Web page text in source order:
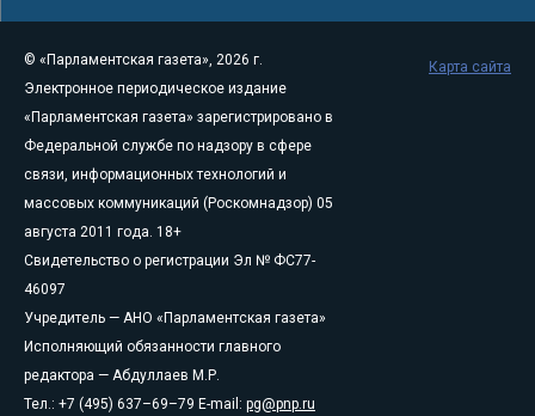
© «Парламентская газета», 2026 г.
Электронное периодическое издание
«Парламентская газета» зарегистрировано в
Федеральной службе по надзору в сфере
связи, информационных технологий и
массовых коммуникаций (Роскомнадзор) 05
августа 2011 года. 18+
Свидетельство о регистрации Эл № ФС77-
46097
Учредитель — АНО «Парламентская газета»
Исполняющий обязанности главного
редактора — Абдуллаев М.Р.
Тел.: +7 (495) 637–69–79 E-mail: pg@pnp.ru
Карта сайта